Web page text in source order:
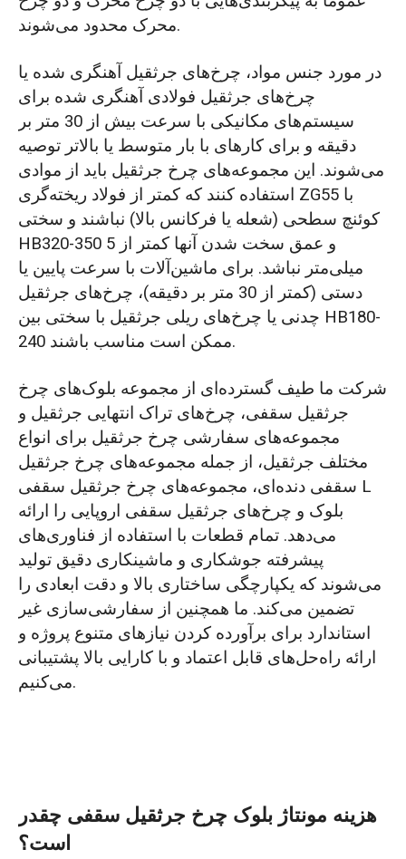
محرک محدود می‌شوند.
در مورد جنس مواد، چرخ‌های جرثقیل آهنگری شده یا
چرخ‌های جرثقیل فولادی آهنگری شده برای
سیستم‌های مکانیکی با سرعت بیش از 30 متر بر
دقیقه و برای کارهای با بار متوسط یا بالاتر توصیه
می‌شوند. این مجموعه‌های چرخ جرثقیل باید از موادی
استفاده کنند که کمتر از فولاد ریخته‌گری ZG55 با
کوئنچ سطحی (شعله یا فرکانس بالا) نباشند و سختی
HB320-350 و عمق سخت شدن آنها کمتر از 5
میلی‌متر نباشد. برای ماشین‌آلات با سرعت پایین یا
دستی (کمتر از 30 متر بر دقیقه)، چرخ‌های جرثقیل
چدنی یا چرخ‌های ریلی جرثقیل با سختی بین HB180-
240 ممکن است مناسب باشند.
شرکت ما طیف گسترده‌ای از مجموعه بلوک‌های چرخ
جرثقیل سقفی، چرخ‌های تراک انتهایی جرثقیل و
مجموعه‌های سفارشی چرخ جرثقیل برای انواع
مختلف جرثقیل، از جمله مجموعه‌های چرخ جرثقیل
سقفی دنده‌ای، مجموعه‌های چرخ جرثقیل سقفی L
بلوک و چرخ‌های جرثقیل سقفی اروپایی را ارائه
می‌دهد. تمام قطعات با استفاده از فناوری‌های
پیشرفته جوشکاری و ماشینکاری دقیق تولید
می‌شوند که یکپارچگی ساختاری بالا و دقت ابعادی را
تضمین می‌کند. ما همچنین از سفارشی‌سازی غیر
استاندارد برای برآورده کردن نیازهای متنوع پروژه و
ارائه راه‌حل‌های قابل اعتماد و با کارایی بالا پشتیبانی
می‌کنیم.
هزینه مونتاژ بلوک چرخ جرثقیل سقفی چقدر
است؟